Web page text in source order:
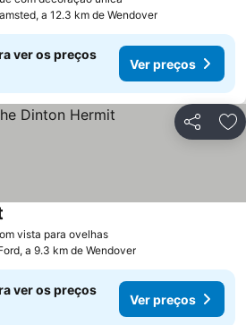
a 12.3 km de Wendover
ver os preços
Ver preços
Partilhar
vista para ovelhas
a 9.3 km de Wendover
ver os preços
Ver preços